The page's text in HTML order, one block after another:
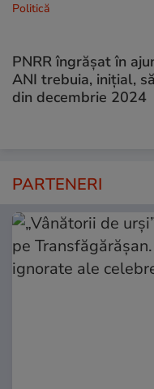
Politică
PNRR îngrășat în
ANI trebuia, inițial,
din decembrie 2024
PARTENERI